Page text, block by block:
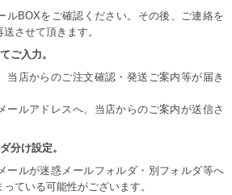
ルBOXをご確認ください。その後、ご連絡を
させて頂きます。
ご入力。
当店からのご注文確認・発送ご案内等が届き
ールアドレスへ、当店からのご案内が送信さ
分け設定。
ールが迷惑メールフォルダ・別フォルダ等へ
ている可能性がございます。